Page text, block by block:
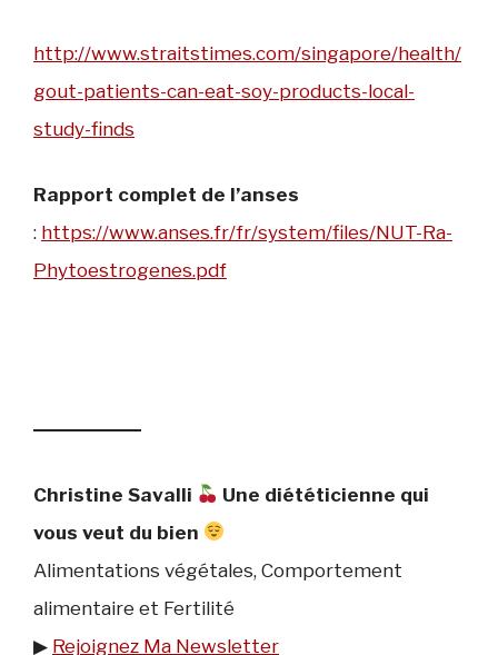
http://www.straitstimes.com/singapore/health/
gout-patients-can-eat-soy-products-local-
study-finds
Rapport complet de l’anses
: https://www.anses.fr/fr/system/files/NUT-Ra-
Phytoestrogenes.pdf
Christine Savalli
Une diététicienne qui
vous veut du bien
Alimentations végétales, Comportement
alimentaire et Fertilité
▶︎ Rejoignez Ma Newsletter